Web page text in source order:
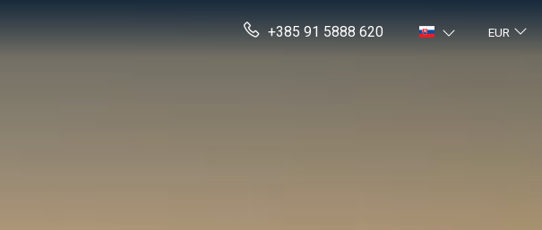
+385 91 5888 620 EUR